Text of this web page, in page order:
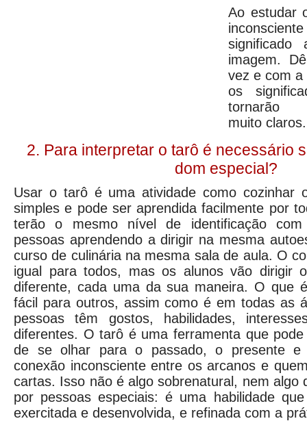
Ao estudar
significado
imagem.
vez e com a
os
tornarão
muito claros.
2. Para interpretar o tarô é necessário
dom especial?
Usar o tarô é uma atividade como cozinhar
simples e pode ser aprendida facilmente por
terão o mesmo nível de identificação
pessoas aprendendo a dirigir na mesma
curso de culinária na mesma sala de aula. O
igual para todos, mas os alunos vão dirigir
diferente, cada uma da sua maneira. O que
fácil para outros, assim como é em todas as
pessoas têm gostos, habilidades,
diferentes. O tarô é uma ferramenta que
de se olhar para o passado, o presente
conexão inconsciente entre os arcanos e
cartas. Isso não é algo sobrenatural, nem algo
por pessoas especiais: é uma habilidade
exercitada e desenvolvida, e refinada com a